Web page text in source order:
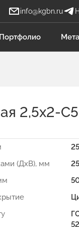
info@kgbn.ru
Портфолио
2,5х2-
(ДхВ), мм